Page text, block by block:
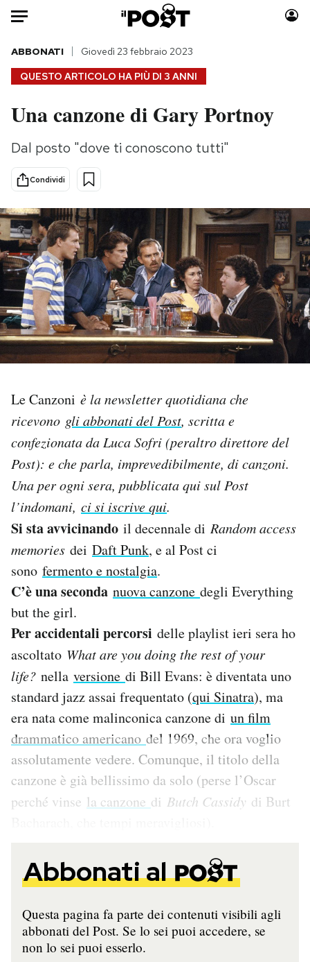
Auto
HOME
Italia
Politica
Tecnologia
Scienza
Cultura
Economia
Sport
Moda
Consumismi
Media
Europa
Altrecose
Mondiali calcio 2026
PODCAST
I MIEI PREFERITI
SHOP
CALENDARIO
AREA PERSONALE
Area Personale
Newsletter
Notifiche mobile
Regala il Post
QUESTO ARTICOLO HA PIÙ DI 3 ANNI
ABBONATI Giovedì 23 febbraio 2023
Una canzone di Gary Portnoy
Dal posto "dove ti conoscono tutti"
Condividi
Le Canzoni è la newsletter quotidiana che
ricevono gli abbonati del Post, scritta e
confezionata da Luca Sofri (peraltro direttore del
Post): e che parla, imprevedibilmente, di canzoni.
Una per ogni sera, pubblicata qui sul Post
l’indomani, ci si iscrive qui.
Si sta avvicinando il decennale di Random access
memories dei Daft Punk, e al Post ci
sono fermento e nostalgia.
C’è una seconda nuova canzone degli Everything
but the girl.
Per accidentali percorsi delle playlist ieri sera ho
ascoltato What are you doing the rest of your
life? nella versione di Bill Evans: è diventata uno
standard jazz assai frequentato (qui Sinatra), ma
era nata come malinconica canzone di un film
drammatico americano del 1969, che ora voglio
assolutamente vedere. Comunque, il titolo della
canzone è già bellissimo da solo (perse l’Oscar
perché vinse la canzone di Butch Cassidy di Burt
Abbonati al
Questa pagina fa parte dei contenuti visibili agli
abbonati del Post. Se lo sei puoi accedere, se
non lo sei puoi esserlo.